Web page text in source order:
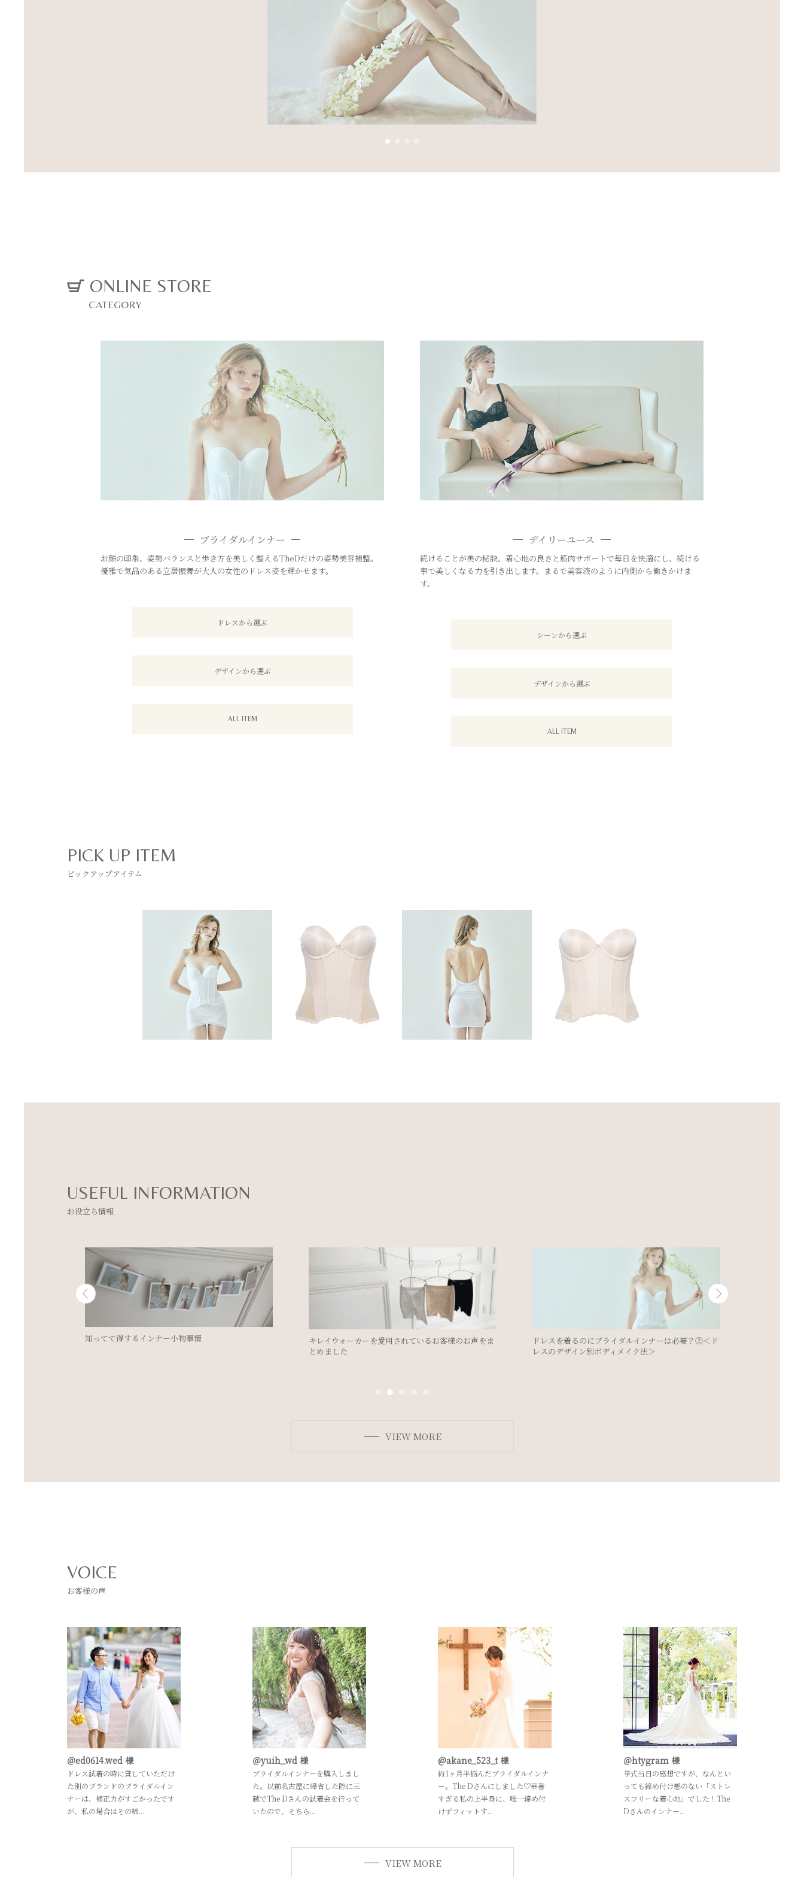
ONLINE STORE
CATEGORY
ブライダルインナー
お顔の印象、姿勢バランスと歩き方を美しく整えるTheDだけの姿勢美容補整。
優雅で気品のある立居振舞が大人の女性のドレス姿を輝かせます。
ドレスから選ぶ
デザインから選ぶ
ALL ITEM
デイリーユース
続けることが美の秘訣。着心地の良さと筋肉サポートで毎日を快適にし、続ける
事で美しくなる力を引き出します。まるで美容液のように内側から働きかけま
す。
シーンから選ぶ
デザインから選ぶ
ALL ITEM
PICK UP ITEM
ピックアップアイテム
USEFUL INFORMATION
お役立ち情報
キレイウォーカーを愛用されているお客様のお声をま
ドレスを着るのにブライダルインナーは必要？②＜ド
レスのデザイン別ボディメイク法＞
ドレスを着るのにブライダルインナーは必要？
VIEW MORE
VOICE
お客様の声
＠ed0614.wed 様
ドレス試着の時に貸していただけ
た別のブランドのブライダルイン
ナーは、補正力がすごかったです
が、私の場合はその締...
＠yuih_wd 様
ブライダルインナーを購入しまし
た。以前名古屋に帰省した際に三
越でThe Dさんの試着会を行って
いたので、そちら...
@akane_523_t 様
約1ヶ月半悩んだブライダルインナ
ー。The Dさんにしました♡華奢
すぎる私の上半身に、唯一締め付
けずフィットす...
＠htygram 様
挙式当日の感想ですが、なんとい
っても締め付け感のない「ストレ
スフリーな着心地」でした！The
Dさんのインナー...
VIEW MORE